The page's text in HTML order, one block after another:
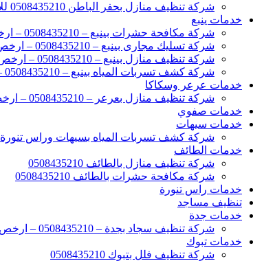
شركة تنظيف منازل بحفر الباطن 0508435210 للايجار
خدمات ينبع
شركة مكافحة حشرات بينبع – 0508435210 – ارخص الاسعار
شركة تسليك مجارى بينبع – 0508435210 – ارخص الاسعار
شركة تنظيف منازل بينبع – 0508435210 – ارخص الاسعار
شركة كشف تسربات المياه بينبع – 0508435210 – ارخص الاسعار
خدمات عرعر وسكاكا
شركة تنظيف منازل بعرعر – 0508435210 – ارخص الاسعار
خدمات صفوي
خدمات سيهات
شركة كشف تسربات المياه بسيهات وراس تنورة 0508435210
خدمات الطائف
شركة تنظيف منازل بالطائف 0508435210
شركة مكافحة حشرات بالطائف 0508435210
خدمات راس تنورة
تنظيف مساجد
خدمات جدة
شركة تنظيف سجاد بجدة – 0508435210 – ارخص الاسعار
خدمات تبوك
شركة تنظيف فلل بتبوك 0508435210